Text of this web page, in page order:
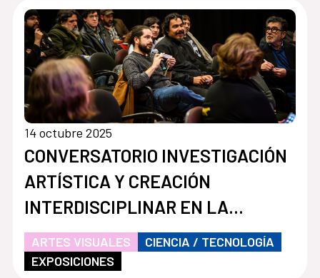
14 octubre 2025
CONVERSATORIO INVESTIGACIÓN
ARTÍSTICA Y CREACIÓN
INTERDISCIPLINAR EN LA
ACADEMIA
ARTES VISUALES
CIENCIA / TECNOLOGÍA
EXPOSICIONES